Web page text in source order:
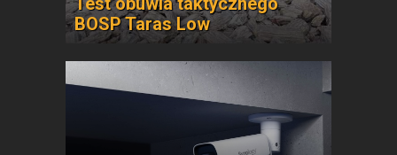
BOSP Taras Low